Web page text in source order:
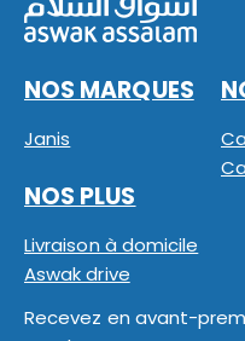
NOS MARQUES
Janis
NOS PLUS
Livraison à domicile
Aswak drive
Recevez en avant-